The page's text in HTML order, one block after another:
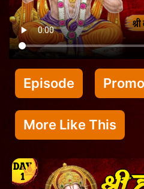
Episode Promo
More Like This